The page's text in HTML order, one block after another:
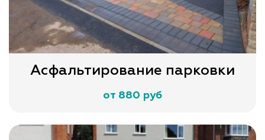
Асфальтирование парковки
от 880 руб